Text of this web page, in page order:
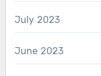
July 2023
June 2023